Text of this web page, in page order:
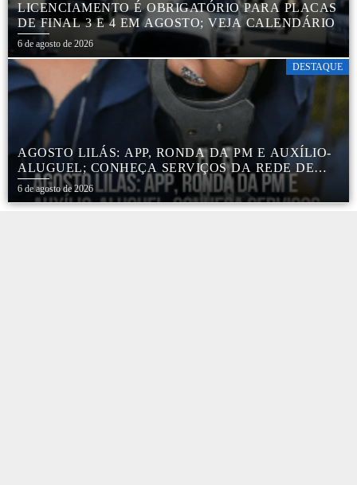
LICENCIAMENTO É OBRIGATÓRIO PARA PLACAS
DE FINAL 3 E 4 EM AGOSTO; VEJA CALENDÁRIO
6 de agosto de 2026
DESTAQUE
AGOSTO LILÁS: APP, RONDA DA PM E AUXÍLIO-
ALUGUEL; CONHEÇA SERVIÇOS DA REDE DE
PROTEÇÃO ÀS MULHERES NO ESTADO DE SP
6 de agosto de 2026